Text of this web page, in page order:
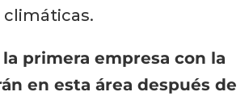
la primera empresa con la
en esta área después de